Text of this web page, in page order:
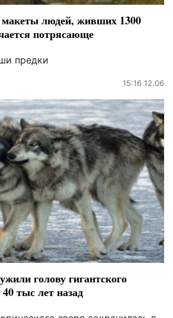
макеты людей, живших 1300
потрясающе
предки
15:16 12.06
голову гигантского
тыс лет назад